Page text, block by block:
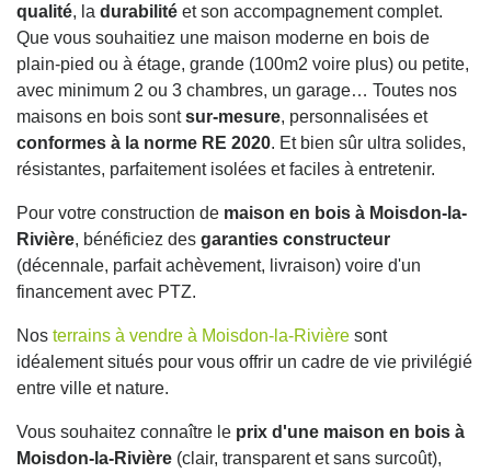
qualité, la durabilité et son accompagnement complet.
Que vous souhaitiez une maison moderne en bois de
plain-pied ou à étage, grande (100m2 voire plus) ou petite,
avec minimum 2 ou 3 chambres, un garage… Toutes nos
maisons en bois sontsur-mesure, personnalisées et
conformes à la norme RE 2020. Et bien sûr ultra solides,
résistantes, parfaitement isolées et faciles à entretenir.
Pour votre construction de maison en bois à Moisdon-la-
Rivière, bénéficiez des garanties constructeur
(décennale, parfait achèvement, livraison) voire d'un
financement avec PTZ.
Nos terrains à vendre à Moisdon-la-Rivière sont
idéalement situés pour vous offrir un cadre de vie privilégié
entre ville et nature.
Vous souhaitez connaître le prix d'une maison en bois à
Moisdon-la-Rivière (clair, transparent et sans surcoût),